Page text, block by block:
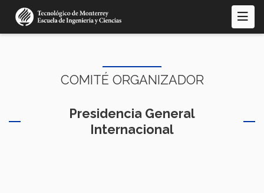
Pasar
contenido
COMITÉ ORGANIZADOR
Presidencia General
Internacional